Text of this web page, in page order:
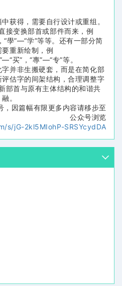
获得，需要自行设计或重组。
接变换部首或部件而来，例
“學”—“学”等等。还有一部分简
重新绘制，例
买”，“專”—“专”等。
字并非生搬硬套，而是在简化部
估字的间架结构，合理调整字
部首与原有主体结构的和谐共
融。
，因篇幅有限更多内容请移步至
公众号浏览
s/jG-2kl5MIohP-SRSYcydDA